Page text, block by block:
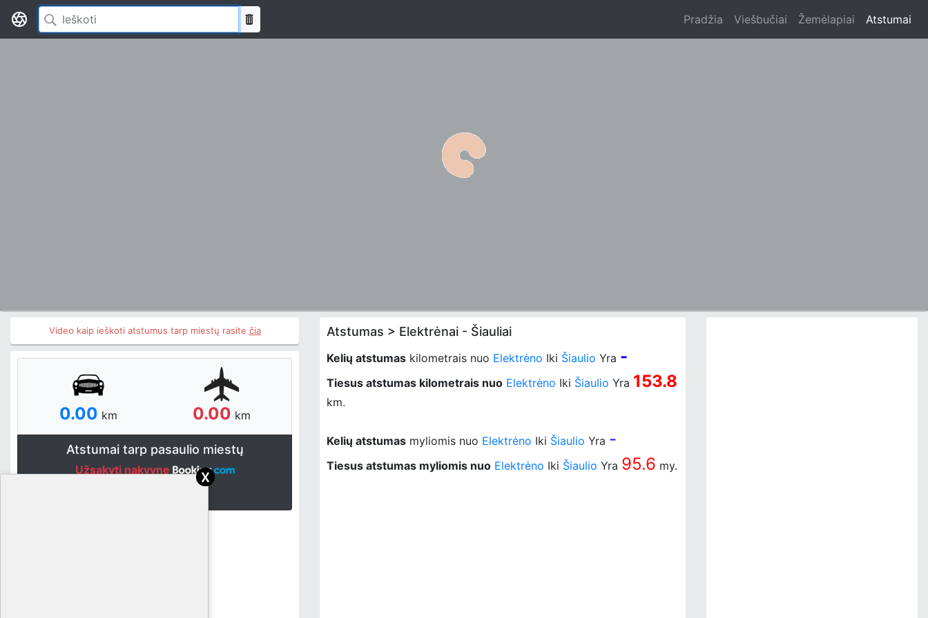
Pradžia Viešbučiai Žemėlapiai Atstumai
Video kaip ieškoti atstumus tarp miestų rasite čia
0.00 km 0.00 km
Atstumai tarp pasaulio miestų
Užsakyti nakvynę
Atstumas > Elektrėnai - Šiauliai
Kelių atstumas kilometrais nuo Elektrėno Iki Šiaulio Yra -
Tiesus atstumas kilometrais nuo Elektrėno Iki Šiaulio Yra 153.8
km.
Kelių atstumas myliomis nuo Elektrėno Iki Šiaulio Yra -
Tiesus atstumas myliomis nuo Elektrėno Iki Šiaulio Yra 95.6 my.
x